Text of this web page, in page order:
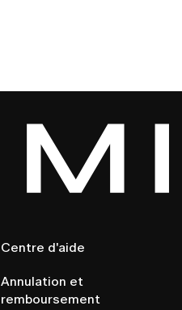
Centre d'aide
Annulation et
remboursement